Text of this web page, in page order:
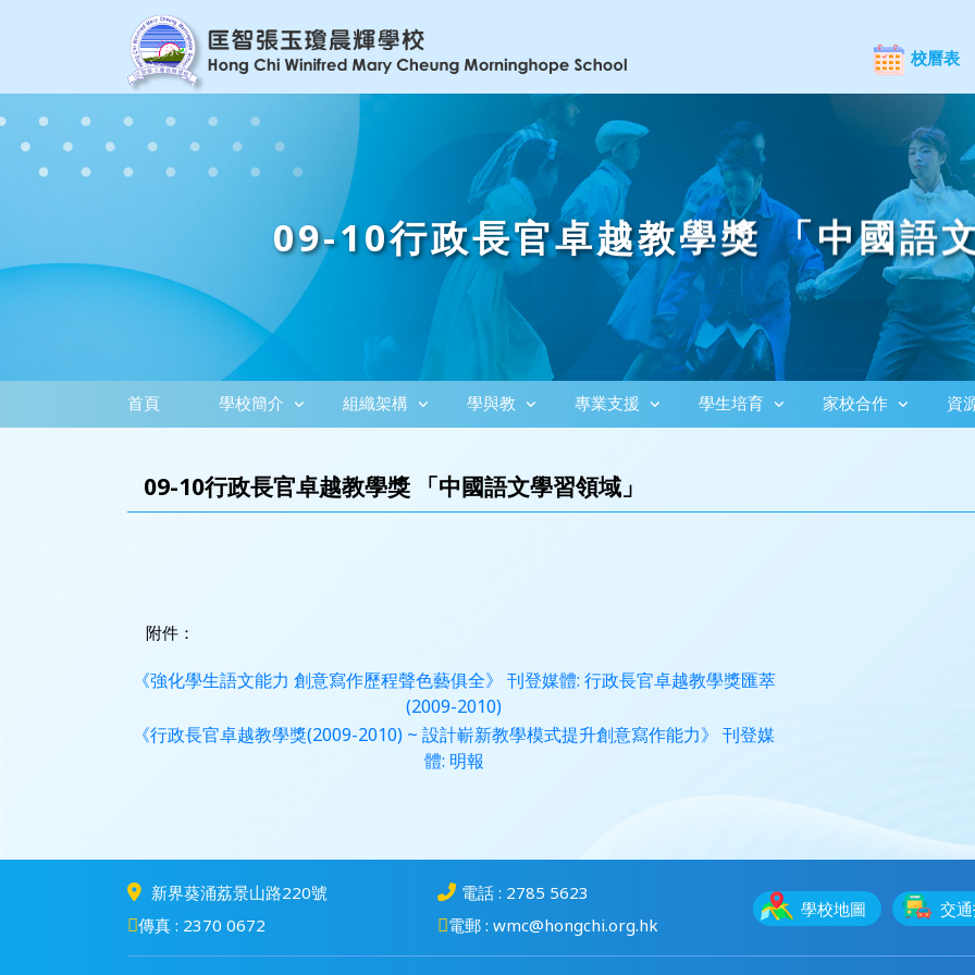
校曆表
09-10行政長官卓越教學獎 「中國語
首頁 學校簡介 組織架構 學與教 專業支援 學生培育 家校合作 資
09-10行政長官卓越教學獎 「中國語文學習領域」
附件：
《強化學生語文能力 創意寫作歷程聲色藝俱全》 刊登媒體: 行政長官卓越教學獎匯萃
(2009-2010)
《行政長官卓越教學獎(2009-2010) ~ 設計嶄新教學模式提升創意寫作能力》 刊登媒
體: 明報
新界葵涌荔景山路220號
傳真 : 2370 0672
電話 : 2785 5623
電郵 : wmc@hongchi.org.hk
學校地圖 交